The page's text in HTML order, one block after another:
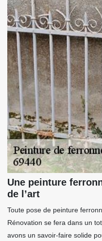
Une peinture
de l’art
Toute pose de peinture
Rénovation se fera dans un
avons un savoir-faire solide